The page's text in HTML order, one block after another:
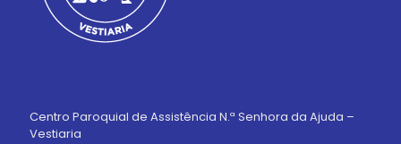
Centro Paroquial de Assistência N.ª Senhora da Ajuda –
Vestiaria